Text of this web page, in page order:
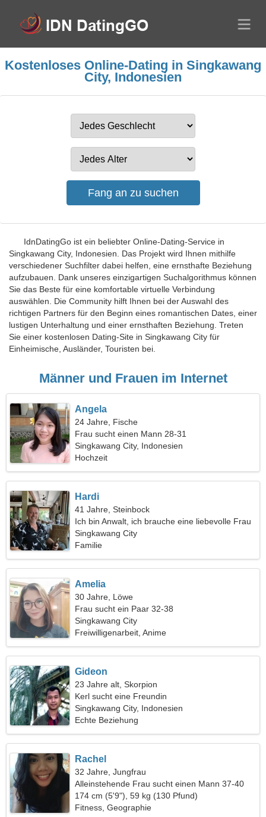
Kostenloses Online-Dating in Singkawang
City, Indonesien
IdnDatingGo ist ein beliebter Online-Dating-Service in
Singkawang City, Indonesien. Das Projekt wird Ihnen mithilfe
verschiedener Suchfilter dabei helfen, eine ernsthafte Beziehung
aufzubauen. Dank unseres einzigartigen Suchalgorithmus können
Sie das Beste für eine komfortable virtuelle Verbindung
auswählen. Die Community hilft Ihnen bei der Auswahl des
richtigen Partners für den Beginn eines romantischen Dates, einer
lustigen Unterhaltung und einer ernsthaften Beziehung. Treten
Sie einer kostenlosen Dating-Site in Singkawang City für
Einheimische, Ausländer, Touristen bei.
Männer und Frauen im Internet
Angela
24 Jahre, Fische
Frau sucht einen Mann 28-31
Singkawang City, Indonesien
Hochzeit
Hardi
41 Jahre, Steinbock
Ich bin Anwalt, ich brauche eine liebevolle Frau
Singkawang City
Familie
Amelia
30 Jahre, Löwe
Frau sucht ein Paar 32-38
Singkawang City
Freiwilligenarbeit, Anime
Gideon
23 Jahre alt, Skorpion
Kerl sucht eine Freundin
Singkawang City, Indonesien
Echte Beziehung
Rachel
32 Jahre, Jungfrau
Alleinstehende Frau sucht einen Mann 37-40
174 cm (5'9"), 59 kg (130 Pfund)
Fitness, Geographie